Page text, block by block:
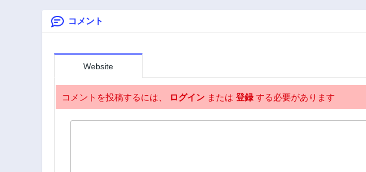
コメント
Website
コメントを投稿するには、 ログイン または 登録する必要があります